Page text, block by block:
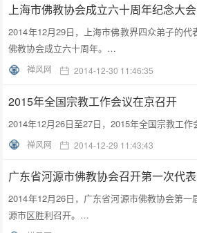
上海市佛教协会成立六十周年纪念大
2014年12月29日，上海市佛教界四众弟子的
佛教协会成立六十周年。…
禅风网 2014-12-30 11:46:35
2015年全国宗教工作会议在京召开
2014年12月26日至27日，2015年全国宗教工
禅风网 2014-12-29 11:43:43
广东省河源市佛教协会召开第一次代
2014年12月26日，广东省河源市佛教协会第
源市区胜利召开。…